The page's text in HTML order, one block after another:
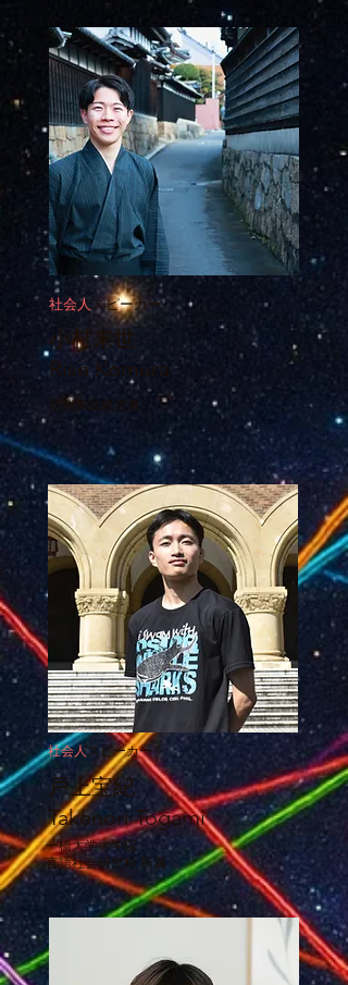
社会人 スピーカー
小村来世
Rise Komura
​宿泊施設経営者
社会人スピーカー
​戸上宝紀
Takenori Togami
一橋大学大学院
​言語社会研究科 所属